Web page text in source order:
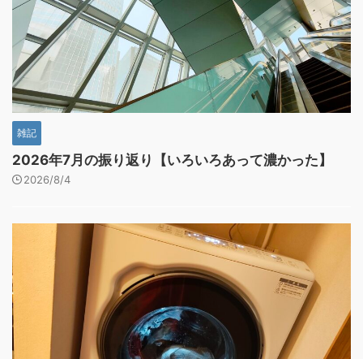
雑記
2026年7月の振り返り【いろいろあって濃かった】
2026/8/4